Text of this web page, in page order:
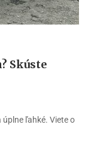
Skúste
ľahké. Viete o